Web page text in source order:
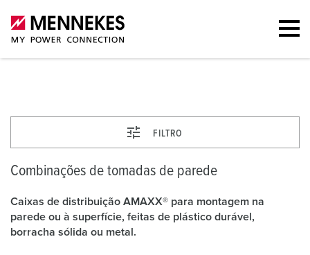
Combinações de tomadas de parede
FILTRO
Combinações de tomadas de parede
Caixas de distribuição AMAXX® para montagem na
parede ou à superfície, feitas de plástico durável,
borracha sólida ou metal.